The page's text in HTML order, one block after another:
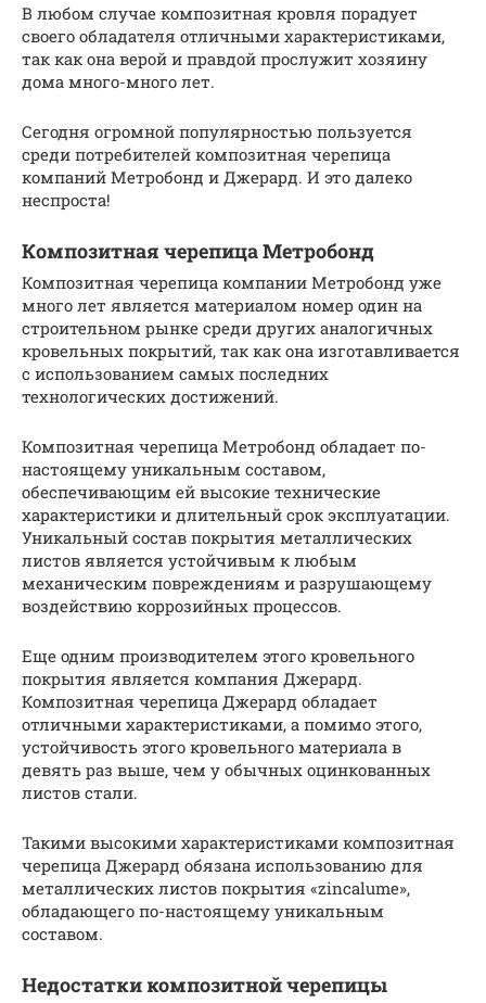
В любом случае композитная кровля порадует
своего обладателя отличными характеристиками,
так как она верой и правдой прослужит хозяину
дома много-много лет.
Сегодня огромной популярностью пользуется
среди потребителей композитная черепица
компаний Метробонд и Джерард. И это далеко
неспроста!
Композитная черепица Метробонд
Композитная черепица компании Метробонд уже
много лет является материалом номер один на
строительном рынке среди других аналогичных
кровельных покрытий, так как она изготавливается
с использованием самых последних
технологических достижений.
Композитная черепица Метробонд обладает по-
настоящему уникальным составом,
обеспечивающим ей высокие технические
характеристики и длительный срок эксплуатации.
Уникальный состав покрытия металлических
листов является устойчивым к любым
механическим повреждениям и разрушающему
воздействию коррозийных процессов.
Еще одним производителем этого кровельного
покрытия является компания Джерард.
Композитная черепица Джерард обладает
отличными характеристиками, а помимо этого,
устойчивость этого кровельного материала в
девять раз выше, чем у обычных оцинкованных
листов стали.
Такими высокими характеристиками композитная
черепица Джерард обязана использованию для
металлических листов покрытия «zincalume»,
обладающего по-настоящему уникальным
составом.
Недостатки композитной черепицы